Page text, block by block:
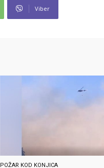
Viber
POŽAR KOD KONJICA